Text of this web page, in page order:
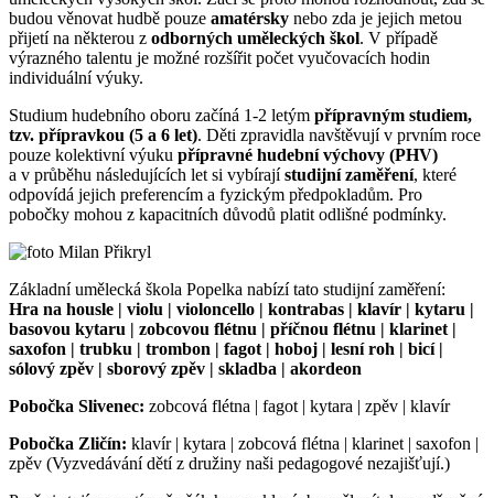
budou věnovat hudbě pouze amatérsky nebo zda je jejich metou
přijetí na některou z odborných uměleckých škol. V případě
výrazného talentu je možné rozšířit počet vyučovacích hodin
individuální výuky.
Studium hudebního oboru začíná 1-2 letým přípravným studiem,
tzv. přípravkou (5 a 6 let). Děti zpravidla navštěvují v prvním roce
pouze kolektivní výuku přípravné hudební výchovy (PHV)
a v průběhu následujících let si vybírajístudijní zaměření, které
odpovídá jejich preferencím a fyzickým předpokladům. Pro
pobočky mohou z kapacitních důvodů platit odlišné podmínky.
Základní umělecká škola Popelka nabízí tato studijní zaměření:
Hra na housle | violu | violoncello | kontrabas | klavír | kytaru |
basovou kytaru | zobcovou flétnu | příčnou flétnu | klarinet |
saxofon | trubku | trombon | fagot | hoboj | lesní roh | bicí |
sólový zpěv | sborový zpěv | skladba | akordeon
Pobočka Slivenec: zobcová flétna | fagot | kytara | zpěv | klavír
Pobočka Zličín: klavír | kytara | zobcová flétna | klarinet | saxofon |
zpěv (Vyzvedávání dětí z družiny naši pedagogové nezajišťují.)